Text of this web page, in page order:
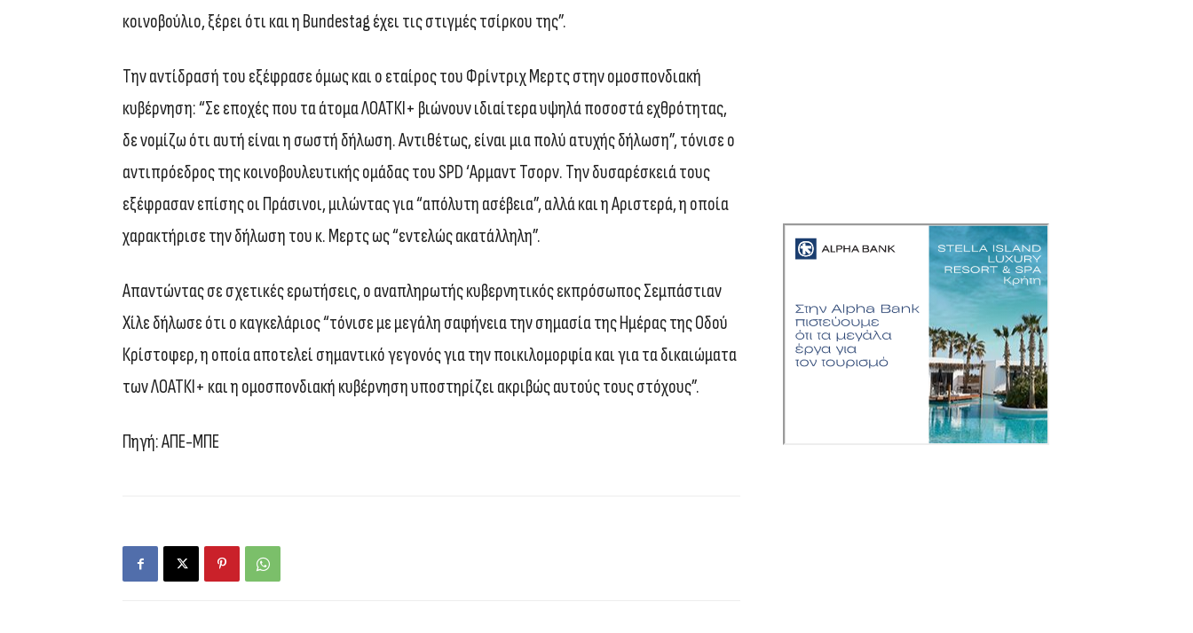
κοινοβούλιο, ξέρει ότι και η Bundestag έχει τις στιγμές τσίρκου της”.
Την αντίδρασή του εξέφρασε όμως και ο εταίρος του Φρίντριχ Μερτς στην ομοσπονδιακή
κυβέρνηση: “Σε εποχές που τα άτομα ΛΟΑΤΚΙ+ βιώνουν ιδιαίτερα υψηλά ποσοστά εχθρότητας,
δε νομίζω ότι αυτή είναι η σωστή δήλωση. Αντιθέτως, είναι μια πολύ ατυχής δήλωση”, τόνισε ο
αντιπρόεδρος της κοινοβουλευτικής ομάδας του SPD ‘Αρμαντ Τσορν. Την δυσαρέσκειά τους
εξέφρασαν επίσης οι Πράσινοι, μιλώντας για “απόλυτη ασέβεια”, αλλά και η Αριστερά, η οποία
χαρακτήρισε την δήλωση του κ. Μερτς ως “εντελώς ακατάλληλη”.
Απαντώντας σε σχετικές ερωτήσεις, ο αναπληρωτής κυβερνητικός εκπρόσωπος Σεμπάστιαν
Χίλε δήλωσε ότι ο καγκελάριος “τόνισε με μεγάλη σαφήνεια την σημασία της Ημέρας της Οδού
Κρίστοφερ, η οποία αποτελεί σημαντικό γεγονός για την ποικιλομορφία και για τα δικαιώματα
των ΛΟΑΤΚΙ+ και η ομοσπονδιακή κυβέρνηση υποστηρίζει ακριβώς αυτούς τους στόχους”.
Πηγή: ΑΠΕ-ΜΠΕ